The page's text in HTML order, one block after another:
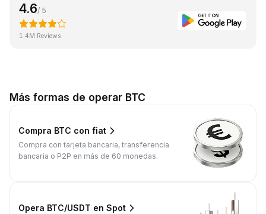
4.6/ 5
1.4M Reviews
Más formas de operar BTC
Compra BTC con fiat
Compra con tarjeta bancaria, transferencia
bancaria o P2P en más de 60 monedas.
Opera BTC/USDT en Spot